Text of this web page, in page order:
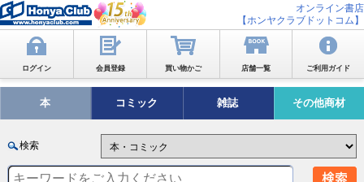
オンライン書店
【ホンヤクラブドットコム】
ログイン 会員登録 買い物かご 店舗一覧 ご利用ガイド
本 コミック 雑誌 その他商材
検索